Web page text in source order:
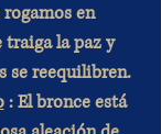
en
la paz y
se reequilibren.
: El bronce está